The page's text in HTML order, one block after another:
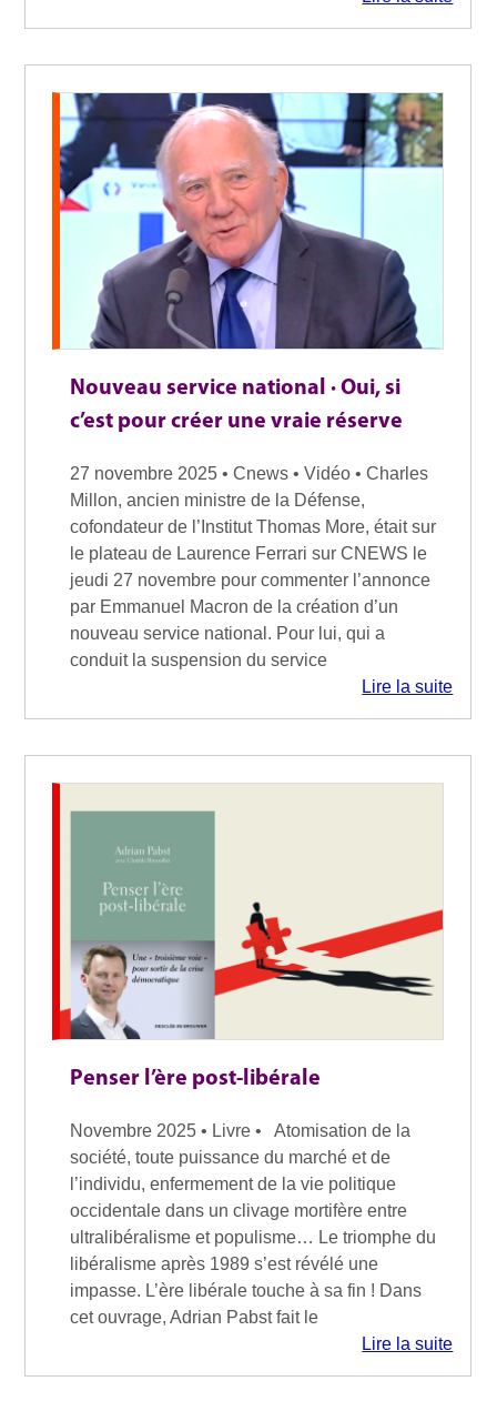
Nouveau service national · Oui, si
c’est pour créer une vraie réserve
27 novembre 2025 • Cnews • Vidéo • Charles
Millon, ancien ministre de la Défense,
cofondateur de l’Institut Thomas More, était sur
le plateau de Laurence Ferrari sur CNEWS le
jeudi 27 novembre pour commenter l’annonce
par Emmanuel Macron de la création d’un
nouveau service national. Pour lui, qui a
conduit la suspension du service
Lire la suite
Penser l’ère post-libérale
Novembre 2025 • Livre • Atomisation de la
société, toute puissance du marché et de
l’individu, enfermement de la vie politique
occidentale dans un clivage mortifère entre
ultralibéralisme et populisme… Le triomphe du
libéralisme après 1989 s’est révélé une
impasse. L’ère libérale touche à sa fin ! Dans
cet ouvrage, Adrian Pabst fait le
Lire la suite